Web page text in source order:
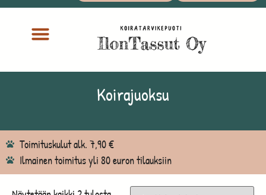
Koirajuoksu
Toimituskulut alk. 7,90 €
Ilmainen toimitus yli 80 euron tilauksiin